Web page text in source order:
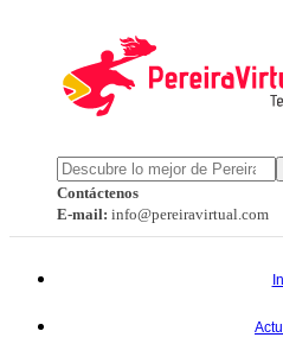
Contáctenos
E-mail: info@pereiravirtual.com